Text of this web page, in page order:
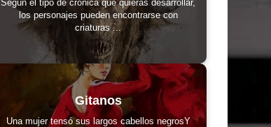
Según el tipo de crónica que quieras desarrollar,
los personajes pueden encontrarse con
criaturas ...
Gitanos
Una mujer tensó sus largos cabellos negrosY